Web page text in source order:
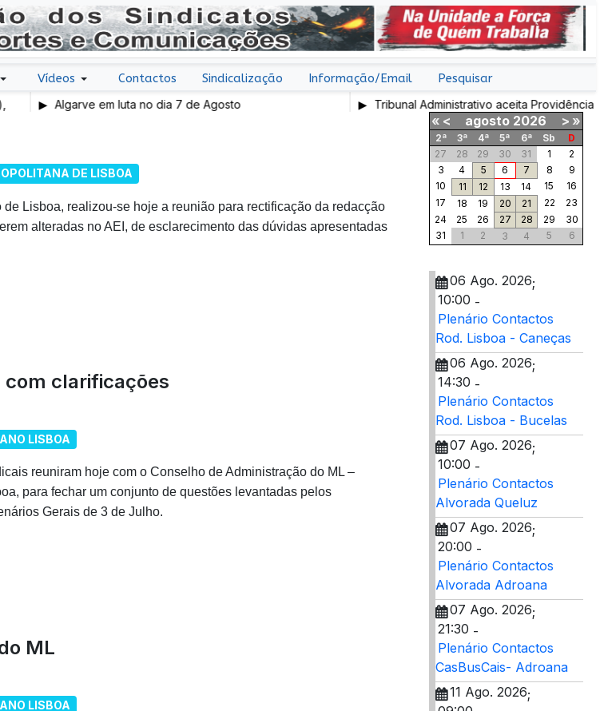
Vídeos Contactos Sindicalização Informação/Email Pesquisar
em luta no dia 7 de Agosto Tribunal Administrativo aceita Providência Cautelar
DE LISBOA
de Lisboa, realizou-se hoje a reunião para rectificação da redacção
alteradas no AEI, de esclarecimento das dúvidas apresentadas
com clarificações
LISBOA
reuniram hoje com o Conselho de Administração do ML –
para fechar um conjunto de questões levantadas pelos
Gerais de 3 de Julho.
ML
LISBOA
« < agosto 2026 > »
2ª 3ª 4ª 5ª 6ª Sb
D
27
28 29 30 31 1
2
3
4 5 6 7 8
9
10
11 12 13 14 15
16
17
18 19 20 21 22
23
24
25 26 27 28 29
30
31
1 2 3 4 5 6
06 Ago. 2026;
10:00 -
Plenário Contactos
Rod. Lisboa - Caneças
06 Ago. 2026;
14:30 -
Plenário Contactos
Rod. Lisboa - Bucelas
07 Ago. 2026;
10:00 -
Plenário Contactos
Alvorada Queluz
07 Ago. 2026;
20:00 -
Plenário Contactos
Alvorada Adroana
07 Ago. 2026;
21:30 -
Plenário Contactos
CasBusCais- Adroana
11 Ago. 2026;